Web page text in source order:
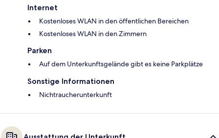
Internet
Kostenloses WLAN in den öffentlichen Bereichen
Kostenloses WLAN in den Zimmern
Parken
Auf dem Unterkunftsgelände gibt es keine Parkplätze
Sonstige Informationen
Nichtraucherunterkunft